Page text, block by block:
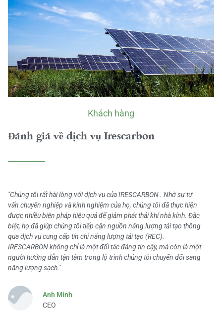
Khách hàng
Đánh giá về dịch vụ Irescarbon
"Chúng tôi rất hài lòng với dịch vụ của IRESCARBON . Nhờ sự tư
vấn chuyên nghiệp và kinh nghiệm của họ, chúng tôi đã thực hiện
được nhiều biện pháp hiệu quả để giảm phát thải khí nhà kính. Đặc
biệt, họ đã giúp chúng tôi tiếp cận nguồn năng lượng tái tạo thông
qua dịch vụ cung cấp tín chỉ năng lượng tái tạo (REC).
IRESCARBON không chỉ là một đối tác đáng tin cậy, mà còn là một
người hướng dẫn tận tâm trong lộ trình chúng tôi chuyển đổi sang
năng lượng sạch."
Anh Minh
CEO